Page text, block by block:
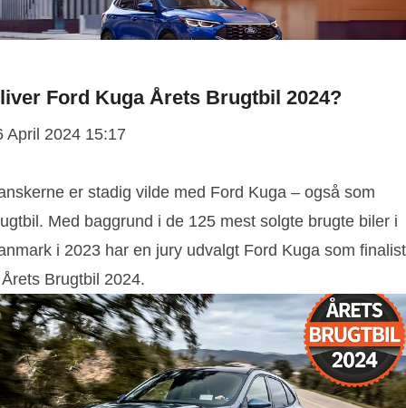
Ford Kuga Årets Brugtbil 2024?
April 2024 15:17
er stadig vilde med Ford Kuga – også som
Med baggrund i de 125 mest solgte brugte biler i
i 2023 har en jury udvalgt Ford Kuga som finalist
Brugtbil 2024.